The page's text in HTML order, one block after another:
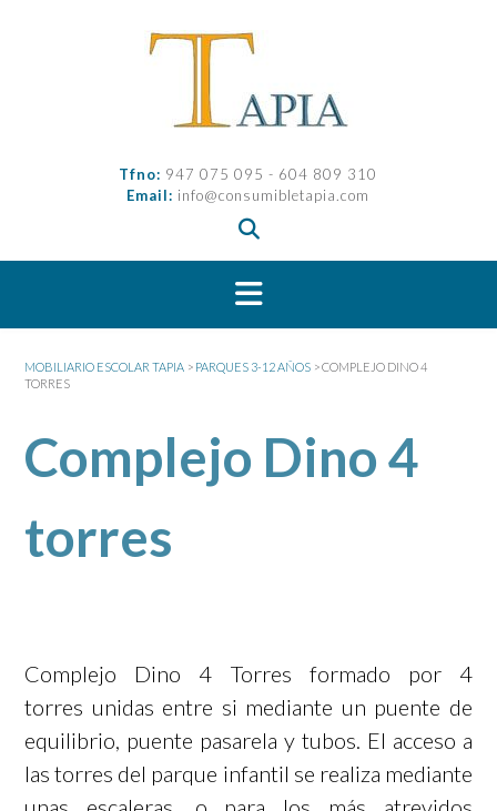
Tfno: 947 075 095 - 604 809 310
Email: info@consumibletapia.com
MOBILIARIO ESCOLAR TAPIA > PARQUES 3-12 AÑOS >COMPLEJO DINO 4
TORRES
Complejo Dino 4
torres
Complejo Dino 4 Torres formado por 4
torres unidas entre si mediante un puente de
equilibrio, puente pasarela y tubos. El acceso a
las torres del parque infantil se realiza mediante